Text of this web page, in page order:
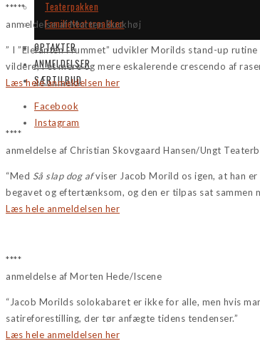
Teaterpakken
Familieteaterpakken
OPTAKTER
ANMELDELSER
SÆRTILBUD
Facebook
Instagram
*****
anmeldelse af Morten Buckhøj
” I ”Elefanten i rummet” udvikler Morilds stand-up
vildere, i et mere og mere eskalerende crescendo af
Læs hele anmeldelsen her
****
anmeldelse af Christian Skovgaard Hansen/Ungt
“Med Så slap dog afviser Jacob Morild os igen, at han
begavet og eftertænksom, og den er tilpas sat sammen
Læs hele anmeldelsen her
****
anmeldelse af Morten Hede/Iscene
“Jacob Morilds solokabaret er ikke for alle, men hvis
satireforestilling, der tør anfægte tidens tendenser.”
Læs hele anmeldelsen her